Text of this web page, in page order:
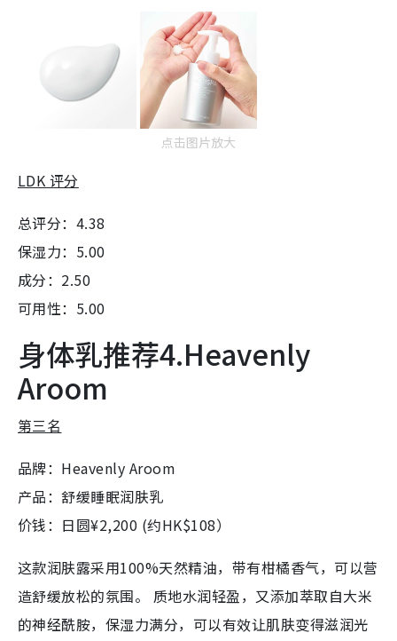
点击图片放大
LDK 评分
总评分：4.38
保湿力：5.00
成分：2.50
可用性：5.00
身体乳推荐4.Heavenly
Aroom
第三名
品牌：Heavenly Aroom
产品：舒缓睡眠润肤乳
价钱：日圆¥2,200 (约HK$108）
这款润肤露采用100%天然精油，带有柑橘香气，可以营
造舒缓放松的氛围。 质地水润轻盈，又添加萃取自大米
的神经酰胺，保湿力满分，可以有效让肌肤变得滋润光